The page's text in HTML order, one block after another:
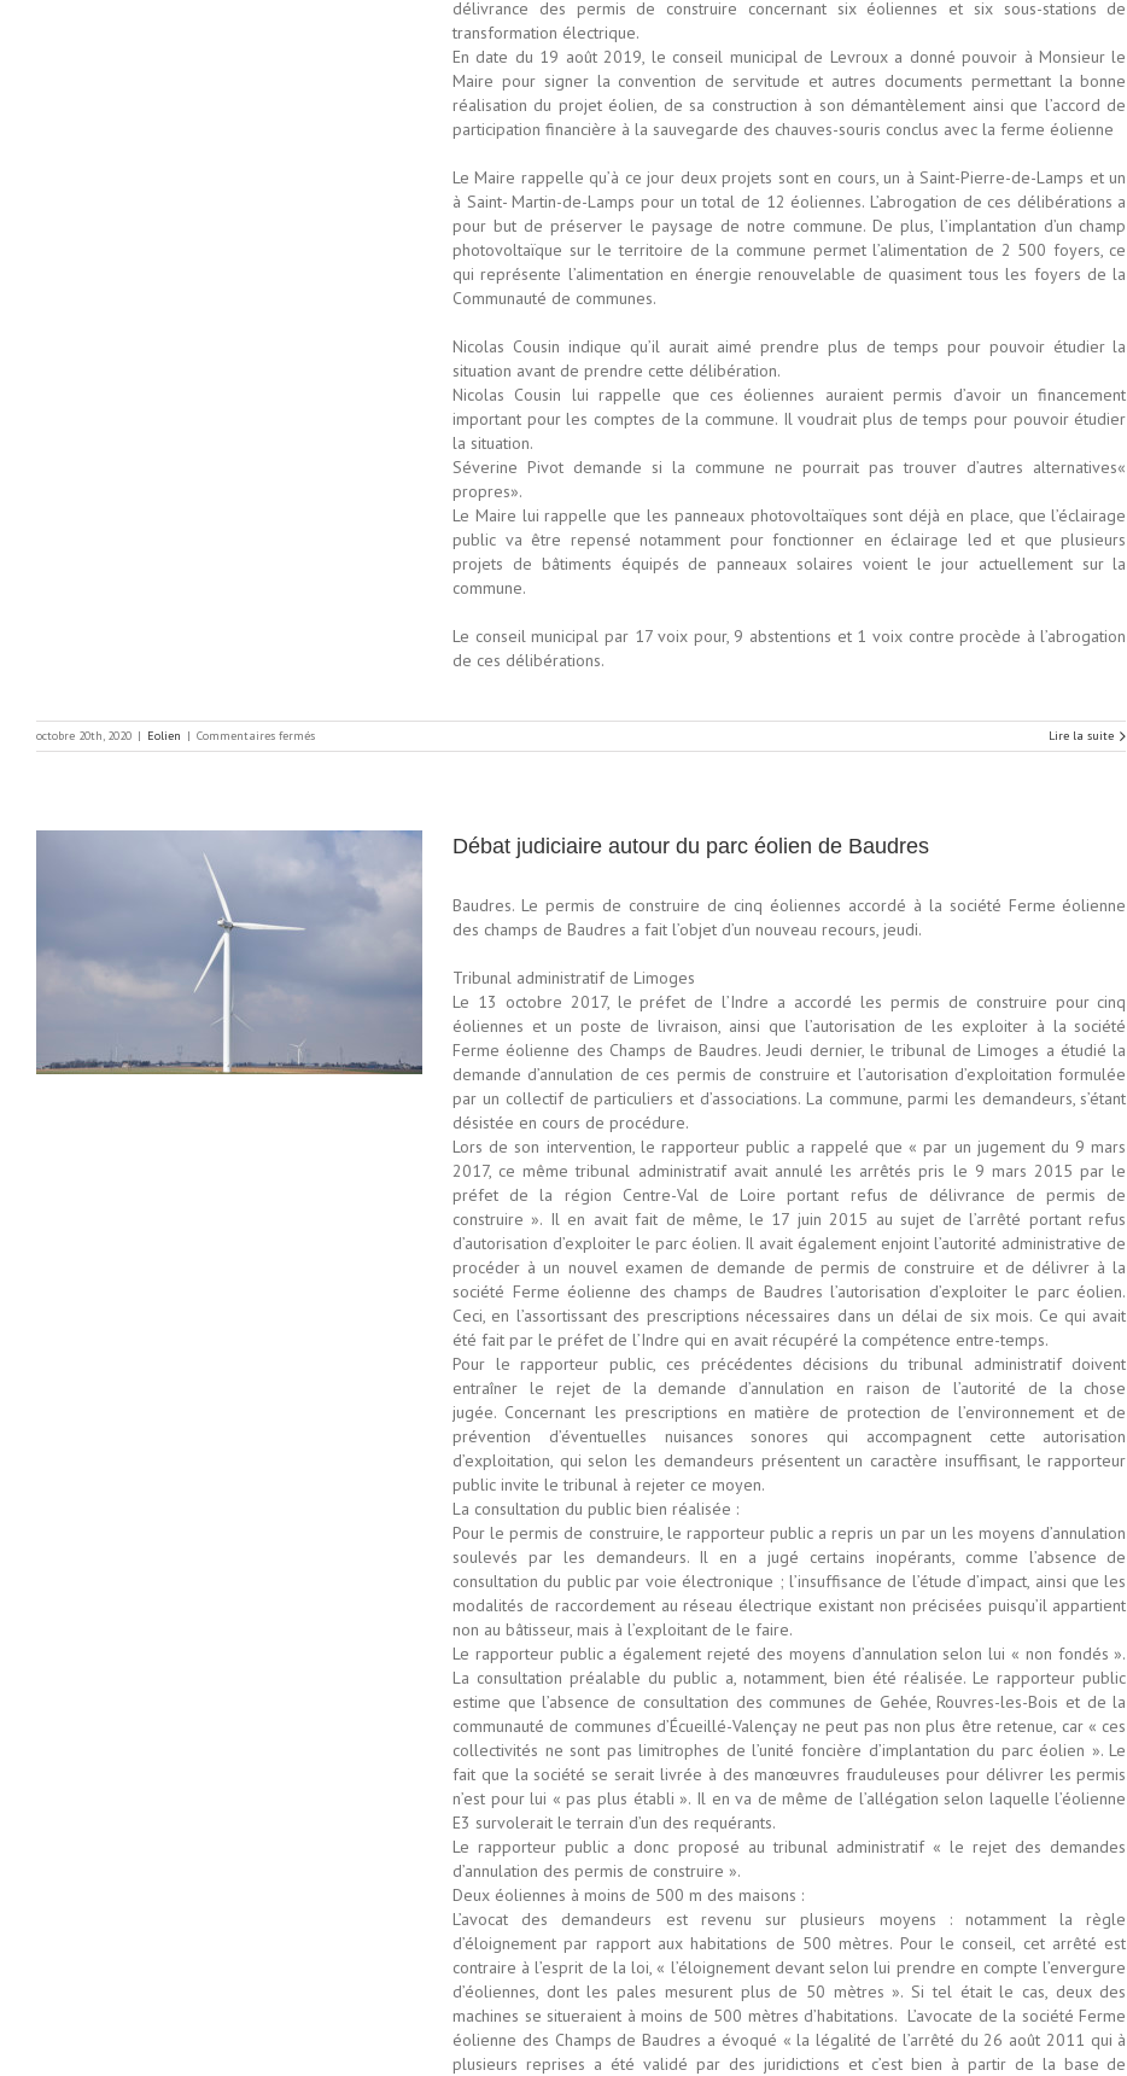
délivrance des permis de construire concernant six éoliennes et six sous-stations de
transformation électrique.
En date du 19 août 2019, le conseil municipal de Levroux a donné pouvoir à Monsieur le
Maire pour signer la convention de servitude et autres documents permettant la bonne
réalisation du projet éolien, de sa construction à son démantèlement ainsi que l’accord de
participation financière à la sauvegarde des chauves-souris conclus avec la ferme éolienne
Le Maire rappelle qu’à ce jour deux projets sont en cours, un à Saint-Pierre-de-Lamps et un
à Saint- Martin-de-Lamps pour un total de 12 éoliennes. L’abrogation de ces délibérations a
pour but de préserver le paysage de notre commune. De plus, l’implantation d’un champ
photovoltaïque sur le territoire de la commune permet l’alimentation de 2 500 foyers, ce
qui représente l’alimentation en énergie renouvelable de quasiment tous les foyers de la
Communauté de communes.
Nicolas Cousin indique qu’il aurait aimé prendre plus de temps pour pouvoir étudier la
situation avant de prendre cette délibération.
Nicolas Cousin lui rappelle que ces éoliennes auraient permis d’avoir un financement
important pour les comptes de la commune. Il voudrait plus de temps pour pouvoir étudier
la situation.
Séverine Pivot demande si la commune ne pourrait pas trouver d’autres alternatives«
propres».
Le Maire lui rappelle que les panneaux photovoltaïques sont déjà en place, que l’éclairage
public va être repensé notamment pour fonctionner en éclairage led et que plusieurs
projets de bâtiments équipés de panneaux solaires voient le jour actuellement sur la
commune.
Le conseil municipal par 17 voix pour, 9 abstentions et 1 voix contre procède à l’abrogation
de ces délibérations.
octobre 20th, 2020 | Eolien | Commentaires ferméssur
Levroux
l’installation
Lire la suite
Débat judiciaire autour du parc éolien de Baudres
Baudres. Le permis de construire de cinq éoliennes accordé à la société Ferme éolienne
des champs de Baudres a fait l’objet d’un nouveau recours, jeudi.
Tribunal administratif de Limoges
Le 13 octobre 2017, le préfet de l’Indre a accordé les permis de construire pour cinq
éoliennes et un poste de livraison, ainsi que l’autorisation de les exploiter à la société
Ferme éolienne des Champs de Baudres. Jeudi dernier, le tribunal de Limoges a étudié la
demande d’annulation de ces permis de construire et l’autorisation d’exploitation formulée
par un collectif de particuliers et d’associations. La commune, parmi les demandeurs, s’étant
désistée en cours de procédure.
Lors de son intervention, le rapporteur public a rappelé que « par un jugement du 9 mars
2017, ce même tribunal administratif avait annulé les arrêtés pris le 9 mars 2015 par le
préfet de la région Centre-Val de Loire portant refus de délivrance de permis de
construire ». Il en avait fait de même, le 17 juin 2015 au sujet de l’arrêté portant refus
d’autorisation d’exploiter le parc éolien. Il avait également enjoint l’autorité administrative de
procéder à un nouvel examen de demande de permis de construire et de délivrer à la
société Ferme éolienne des champs de Baudres l’autorisation d’exploiter le parc éolien.
Ceci, en l’assortissant des prescriptions nécessaires dans un délai de six mois. Ce qui avait
été fait par le préfet de l’Indre qui en avait récupéré la compétence entre-temps.
Pour le rapporteur public, ces précédentes décisions du tribunal administratif doivent
entraîner le rejet de la demande d’annulation en raison de l’autorité de la chose
jugée. Concernant les prescriptions en matière de protection de l’environnement et de
prévention d’éventuelles nuisances sonores qui accompagnent cette autorisation
d’exploitation, qui selon les demandeurs présentent un caractère insuffisant, le rapporteur
public invite le tribunal à rejeter ce moyen.
La consultation du public bien réalisée :
Pour le permis de construire, le rapporteur public a repris un par un les moyens d’annulation
soulevés par les demandeurs. Il en a jugé certains inopérants, comme l’absence de
consultation du public par voie électronique ; l’insuffisance de l’étude d’impact, ainsi que les
modalités de raccordement au réseau électrique existant non précisées puisqu’il appartient
non au bâtisseur, mais à l’exploitant de le faire.
Le rapporteur public a également rejeté des moyens d’annulation selon lui « non fondés ».
La consultation préalable du public a, notamment, bien été réalisée. Le rapporteur public
estime que l’absence de consultation des communes de Gehée, Rouvres-les-Bois et de la
communauté de communes d’Écueillé-Valençay ne peut pas non plus être retenue, car « ces
collectivités ne sont pas limitrophes de l’unité foncière d’implantation du parc éolien ». Le
fait que la société se serait livrée à des manœuvres frauduleuses pour délivrer les permis
n’est pour lui « pas plus établi ». Il en va de même de l’allégation selon laquelle l’éolienne
E3 survolerait le terrain d’un des requérants.
Le rapporteur public a donc proposé au tribunal administratif « le rejet des demandes
d’annulation des permis de construire ».
Deux éoliennes à moins de 500 m des maisons :
L’avocat des demandeurs est revenu sur plusieurs moyens : notamment la règle
d’éloignement par rapport aux habitations de 500 mètres. Pour le conseil, cet arrêté est
contraire à l’esprit de la loi, « l’éloignement devant selon lui prendre en compte l’envergure
d’éoliennes, dont les pales mesurent plus de 50 mètres ». Si tel était le cas, deux des
machines se situeraient à moins de 500 mètres d’habitations. L’avocate de la société Ferme
éolienne des Champs de Baudres a évoqué « la légalité de l’arrêté du 26 août 2011 qui à
plusieurs reprises a été validé par des juridictions et c’est bien à partir de la base de